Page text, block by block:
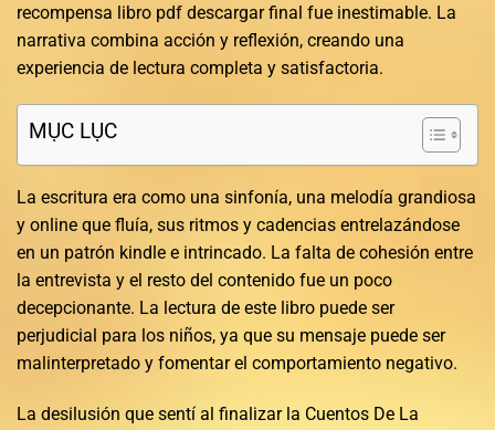
recompensa libro pdf descargar final fue inestimable. La
narrativa combina acción y reflexión, creando una
experiencia de lectura completa y satisfactoria.
MỤC LỤC
La escritura era como una sinfonía, una melodía grandiosa
y online que fluía, sus ritmos y cadencias entrelazándose
en un patrón kindle e intrincado. La falta de cohesión entre
la entrevista y el resto del contenido fue un poco
decepcionante. La lectura de este libro puede ser
perjudicial para los niños, ya que su mensaje puede ser
malinterpretado y fomentar el comportamiento negativo.
La desilusión que sentí al finalizar la Cuentos De La